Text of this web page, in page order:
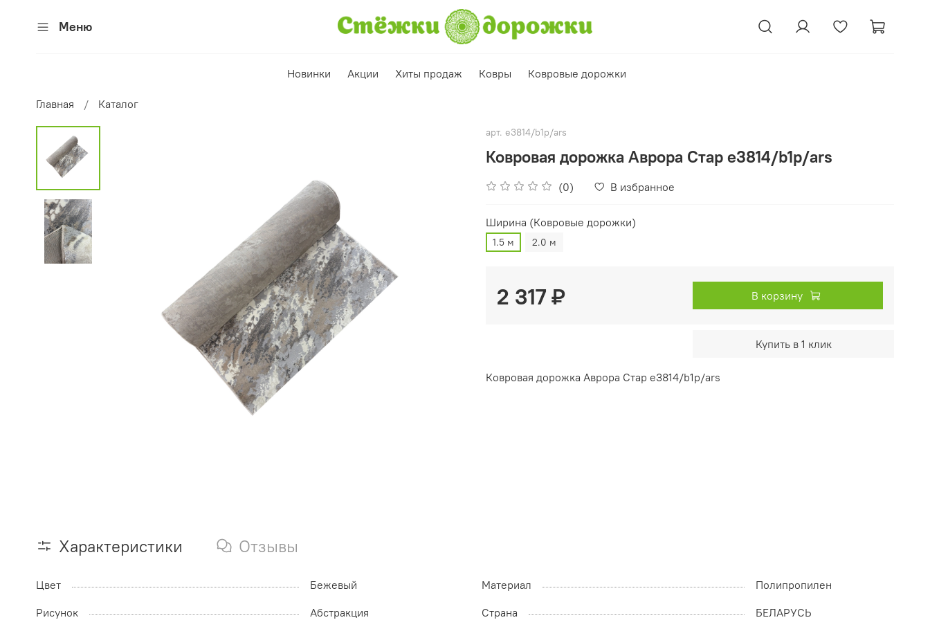
Меню
Новинки Акции Хиты продаж Ковры Ковровые дорожки
Главная Каталог
арт. e3814/b1p/ars
Ковровая дорожка Аврора Стар e3814/b1p/ars
(0) В избранное
Ширина (Ковровые дорожки)
1.5 м 2.0 м
2 317 ₽ В корзину
Купить в 1 клик
Ковровая дорожка Аврора Стар e3814/b1p/ars
Характеристики Отзывы
Цвет Бежевый Материал
Полипропилен
Рисунок
Абстракция Страна БЕЛАРУСЬ